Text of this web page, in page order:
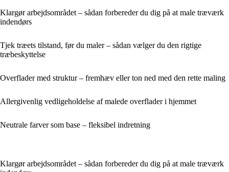
Klargør arbejdsområdet – sådan forbereder du dig på at male træværk
indendørs
Tjek træets tilstand, før du maler – sådan vælger du den rigtige
træbeskyttelse
Overflader med struktur – fremhæv eller ton ned med den rette maling
Allergivenlig vedligeholdelse af malede overflader i hjemmet
Neutrale farver som base – fleksibel indretning
Klargør arbejdsområdet – sådan forbereder du dig på at male træværk